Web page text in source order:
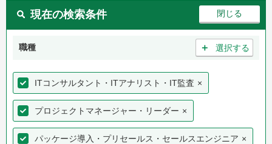
現在の検索条件
職種 ＋ 選択する
ITコンサルタント・ITアナリスト・IT監査 ×
プロジェクトマネージャー・リーダー ×
パッケージ導入・プリセールス・セールスエンジニア ×